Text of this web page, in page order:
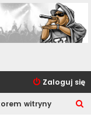
Zaloguj się
witryny